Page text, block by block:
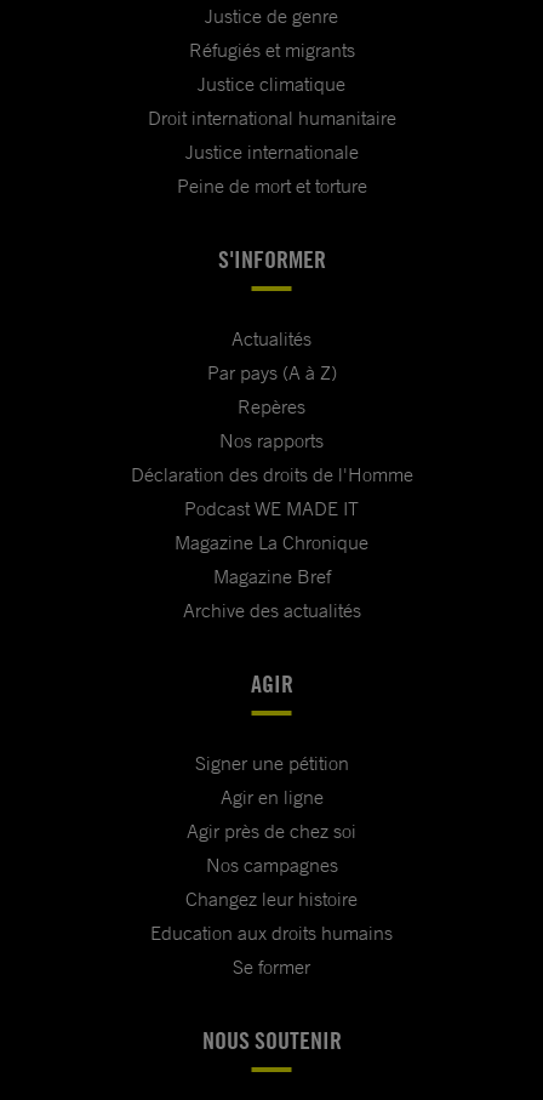
Justice de genre
Réfugiés et migrants
Justice climatique
Droit international humanitaire
Justice internationale
Peine de mort et torture
S'INFORMER
Actualités
Par pays (A à Z)
Repères
Nos rapports
Déclaration des droits de l'Homme
Podcast WE MADE IT
Magazine La Chronique
Magazine Bref
Archive des actualités
AGIR
Signer une pétition
Agir en ligne
Agir près de chez soi
Nos campagnes
Changez leur histoire
Education aux droits humains
Se former
NOUS SOUTENIR